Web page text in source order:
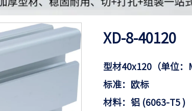
XD-8-40120
型材40x120（单位：
标准：欧标
材料：铝 (6063-T5 )